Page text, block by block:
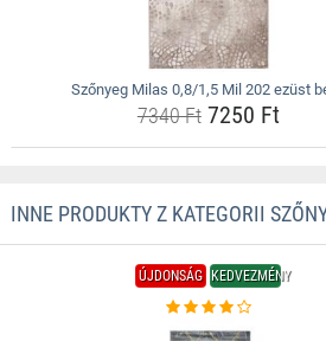
Szőnyeg Milas 0,8/1,5 Mil 202 ezüst
7340 Ft7250 Ft
INNE PRODUKTY Z KATEGORII
ÚJDONSÁG KEDVEZMÉNY